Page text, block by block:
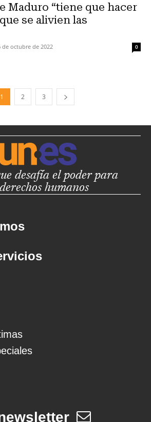
Maduro “tiene que hacer
se alivien las
de octubre de 2022 0
1 2 3
desafía el poder para
humanos